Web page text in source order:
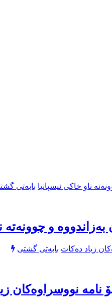
بابەتی
بابەتی گشتی
نامە نووسراوەکان